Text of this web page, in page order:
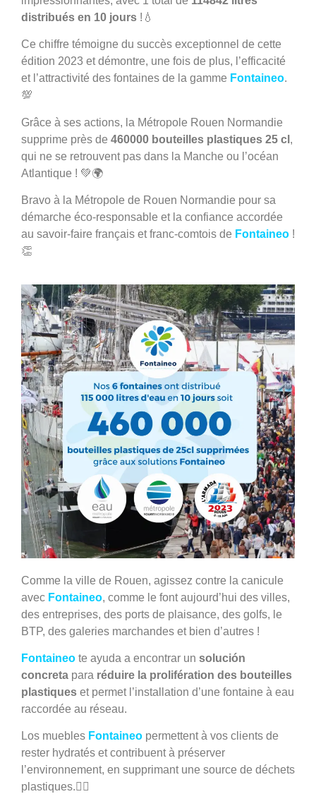
distribués en 10 jours !💧
Ce chiffre témoigne du succès exceptionnel de cette
édition 2023 et démontre, une fois de plus, l’efficacité
et l’attractivité des fontaines de la gamme Fontaineo.
💯
Grâce à ses actions, la Métropole Rouen Normandie
supprime près de 460000 bouteilles plastiques 25 cl ,
qui ne se retrouvent pas dans la Manche ou l’océan
Atlantique ! 💚🌍
Bravo à la Métropole de Rouen Normandie pour sa
démarche éco-responsable et la confiance accordée
au savoir-faire français et franc-comtois de Fontaineo !
👏
Comme la ville de Rouen, agissez contre la canicule
avec Fontaineo, comme le font aujourd’hui des villes,
des entreprises, des ports de plaisance, des golfs, le
BTP, des galeries marchandes et bien d’autres !
Fontaineo te ayuda a encontrar un solución
concreta para réduire la prolifération des bouteilles
plastiques et permet l’installation d’une fontaine à eau
raccordée au réseau.
Los muebles Fontaineo permettent à vos clients de
rester hydratés et contribuent à préserver
l’environnement, en supprimant une source de déchets
plastiques.👍🏼